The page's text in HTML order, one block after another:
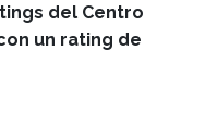
del Centro
un rating de